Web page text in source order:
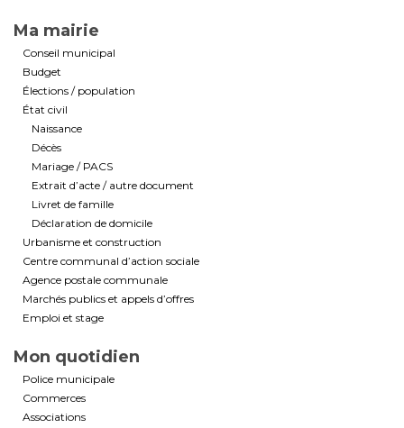
Ma mairie
Conseil municipal
Budget
Élections / population
État civil
Naissance
Décès
Mariage / PACS
Extrait d’acte / autre document
Livret de famille
Déclaration de domicile
Urbanisme et construction
Centre communal d’action sociale
Agence postale communale
Marchés publics et appels d’offres
Emploi et stage
Mon quotidien
Police municipale
Commerces
Associations